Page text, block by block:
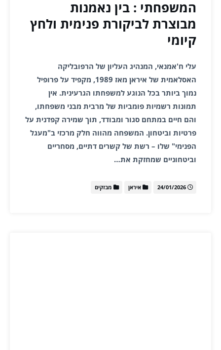
המשפחתי : בין נאמנות
מבוצרת לביקורת פנימית ולחץ
קיומי
עלי ח'אמנאי, המנהיג העליון של הרפובליקה
האסלאמית של איראן מאז 1989, מקפיד על פרופיל
נמוך ביותר בכל הנוגע למשפחתו הגרעינית. אין
תמונות רשמיות פומביות של מרבית מבני משפחתו,
והם חיים במתחם סגור ומבודד, תוך שמירה קפדנית על
פרטיות וביטחון. המשפחה מהווה חלק מרכזי ב"מעגל
הפנימי" שלו – רשת של קשרים דתיים, מסחריים
וביטחוניים שמחזקת את…
24/01/2026 איראן מבזקים